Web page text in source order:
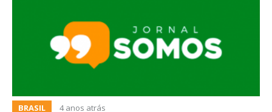
BRASIL 4 anos atrás